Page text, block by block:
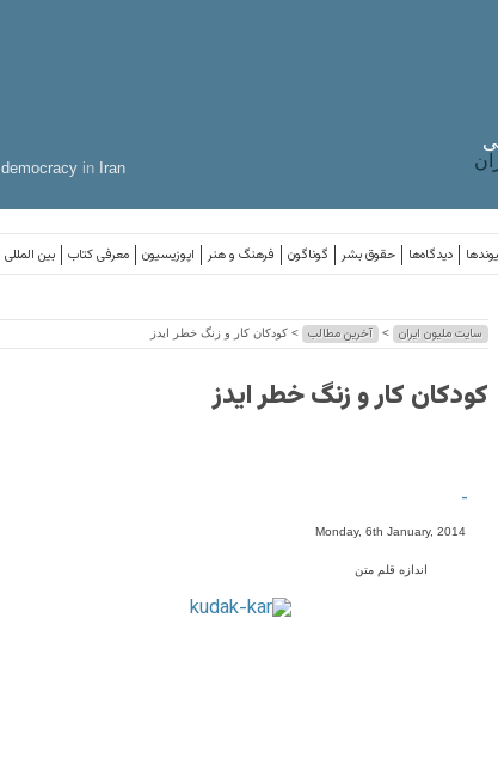
democracy in Iran
بین المللی معرفی کتاب اپوزیسیون فرهنگ و هنر گوناگون حقوق بشر دیدگاه‌ها
سایت ملیون ایران > آخرین مطالب > کودکان کار و زنگ خطر ایدز
کودکان کار و زنگ خطر ایدز
-
Monday, 6th January, 2014
اندازه قلم متن